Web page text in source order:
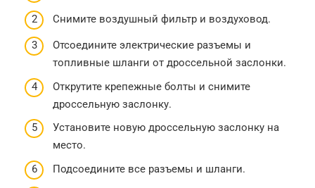
Снимите воздушный фильтр и воздуховод.
Отсоедините электрические разъемы и
топливные шланги от дроссельной заслонки.
Открутите крепежные болты и снимите
дроссельную заслонку.
Установите новую дроссельную заслонку на
место.
Подсоедините все разъемы и шланги.